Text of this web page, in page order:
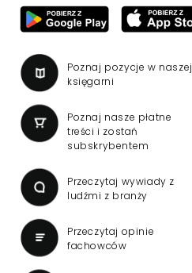
Poznaj pozycje w naszej
księgarni
Poznaj nasze płatne
treści i zostań
subskrybentem
Przeczytaj wywiady z
ludźmi z branży
Przeczytaj opinie
fachowców